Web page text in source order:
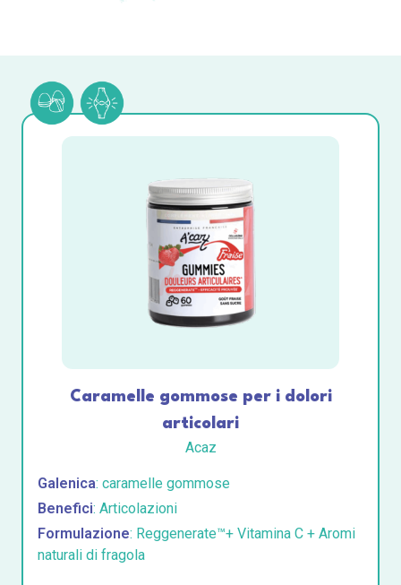
Caramelle gommose per i dolori
articolari
Acaz
Galenica: caramelle gommose
Benefici: Articolazioni
Formulazione: Reggenerate™+ Vitamina C + Aromi
naturali di fragola